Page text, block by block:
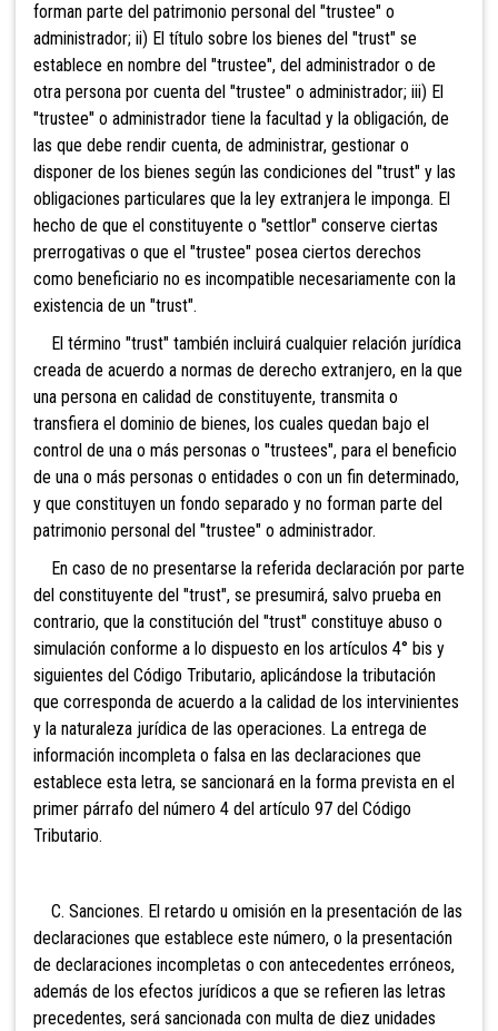
forman parte del patrimonio personal del "trustee" o
administrador; ii) El título sobre los bienes del "trust" se
establece en nombre del "trustee", del administrador o de
otra persona por cuenta del "trustee" o administrador; iii) El
"trustee" o administrador tiene la facultad y la obligación, de
las que debe rendir cuenta, de administrar, gestionar o
disponer de los bienes según las condiciones del "trust" y las
obligaciones particulares que la ley extranjera le imponga. El
hecho de que el constituyente o "settlor" conserve ciertas
prerrogativas o que el "trustee" posea ciertos derechos
como beneficiario no es incompatible necesariamente con la
existencia de un "trust".
El término "trust" también incluirá cualquier relación jurídica
creada de acuerdo a normas de derecho extranjero, en la que
una persona en calidad de constituyente, transmita o
transfiera el dominio de bienes, los cuales quedan bajo el
control de una o más personas o "trustees", para el beneficio
de una o más personas o entidades o con un fin determinado,
y que constituyen un fondo separado y no forman parte del
patrimonio personal del "trustee" o administrador.
En caso de no presentarse la referida declaración por parte
del constituyente del "trust", se presumirá, salvo prueba en
contrario, que la constitución del "trust" constituye abuso o
simulación conforme a lo dispuesto en los artículos 4° bis y
siguientes del Código Tributario, aplicándose la tributación
que corresponda de acuerdo a la calidad de los intervinientes
y la naturaleza jurídica de las operaciones. La entrega de
información incompleta o falsa en las declaraciones que
establece esta letra, se sancionará en la forma prevista en el
primer párrafo del número 4 del artículo 97 del Código
Tributario.
C. Sanciones. El retardo u omisión en la presentación de las
declaraciones que establece este número, o la presentación
de declaraciones incompletas o con antecedentes erróneos,
además de los efectos jurídicos a que se refieren las letras
precedentes, será sancionada con multa de diez unidades